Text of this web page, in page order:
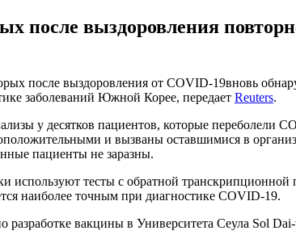
после выздоровления
после выздоровления от COVID-19вновь
заболеваний Южной Корее, передает Reuters.
у десятков пациентов, которые переболели
и вызваны оставшимися в
пациенты не заразны.
используют тесты с обратной транскрипционной
наиболее точным при диагностике COVID-19.
вакцины в Университета Сеула Sol